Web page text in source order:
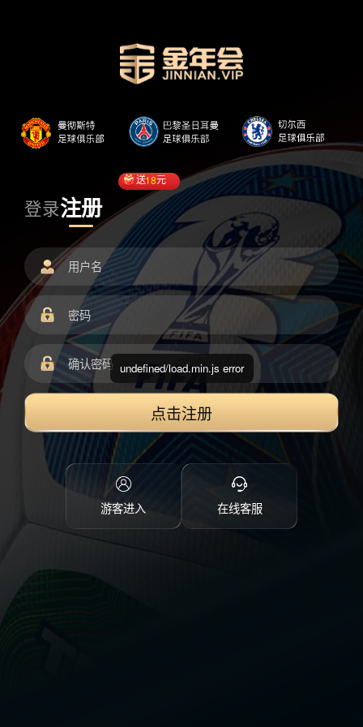
登录注册
送18元
点击注册
游客进入 在线客服
undefined/load.min.js error